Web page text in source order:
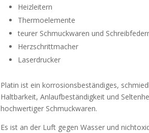
Heizleitern
Thermoelemente
teurer Schmuckwaren und
Herzschrittmacher
Laserdrucker
Platin ist ein korrosionsbeständiges,
Haltbarkeit, Anlaufbeständigkeit und
hochwertiger Schmuckwaren.
Es ist an der Luft gegen Wasser und